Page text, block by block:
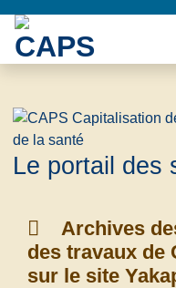
Le portail des
Archives
des travaux de
sur le site